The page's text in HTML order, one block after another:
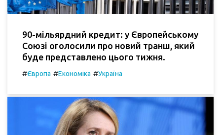
90-мільярдний кредит: у Європейському
Союзі оголосили про новий транш, який
буде представлено цього тижня.
#Європа #Економіка #Україна